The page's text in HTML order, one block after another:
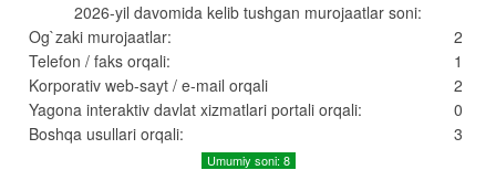
2026-yil davomida kelib tushgan murojaatlar soni:
Og`zaki murojaatlar:
2
Telefon / faks orqali:
1
Korporativ web-sayt / e-mail orqali
2
Yagona interaktiv davlat xizmatlari portali orqali:
0
Boshqa usullari orqali:
3
Umumiy soni: 8